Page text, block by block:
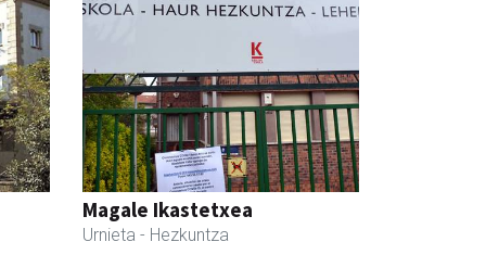
Magale Ikastetxea
Urnieta - Hezkuntza